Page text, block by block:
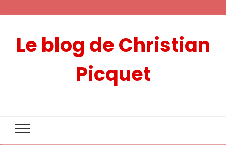
Le blog de Christian
Picquet